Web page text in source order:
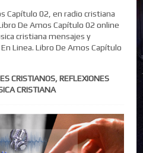
Capítulo 02, en radio cristiana
De Amos Capítulo 02 online
cristiana mensajes y
Linea. Libro De Amos Capítulo
CRISTIANOS, REFLEXIONES
CRISTIANA